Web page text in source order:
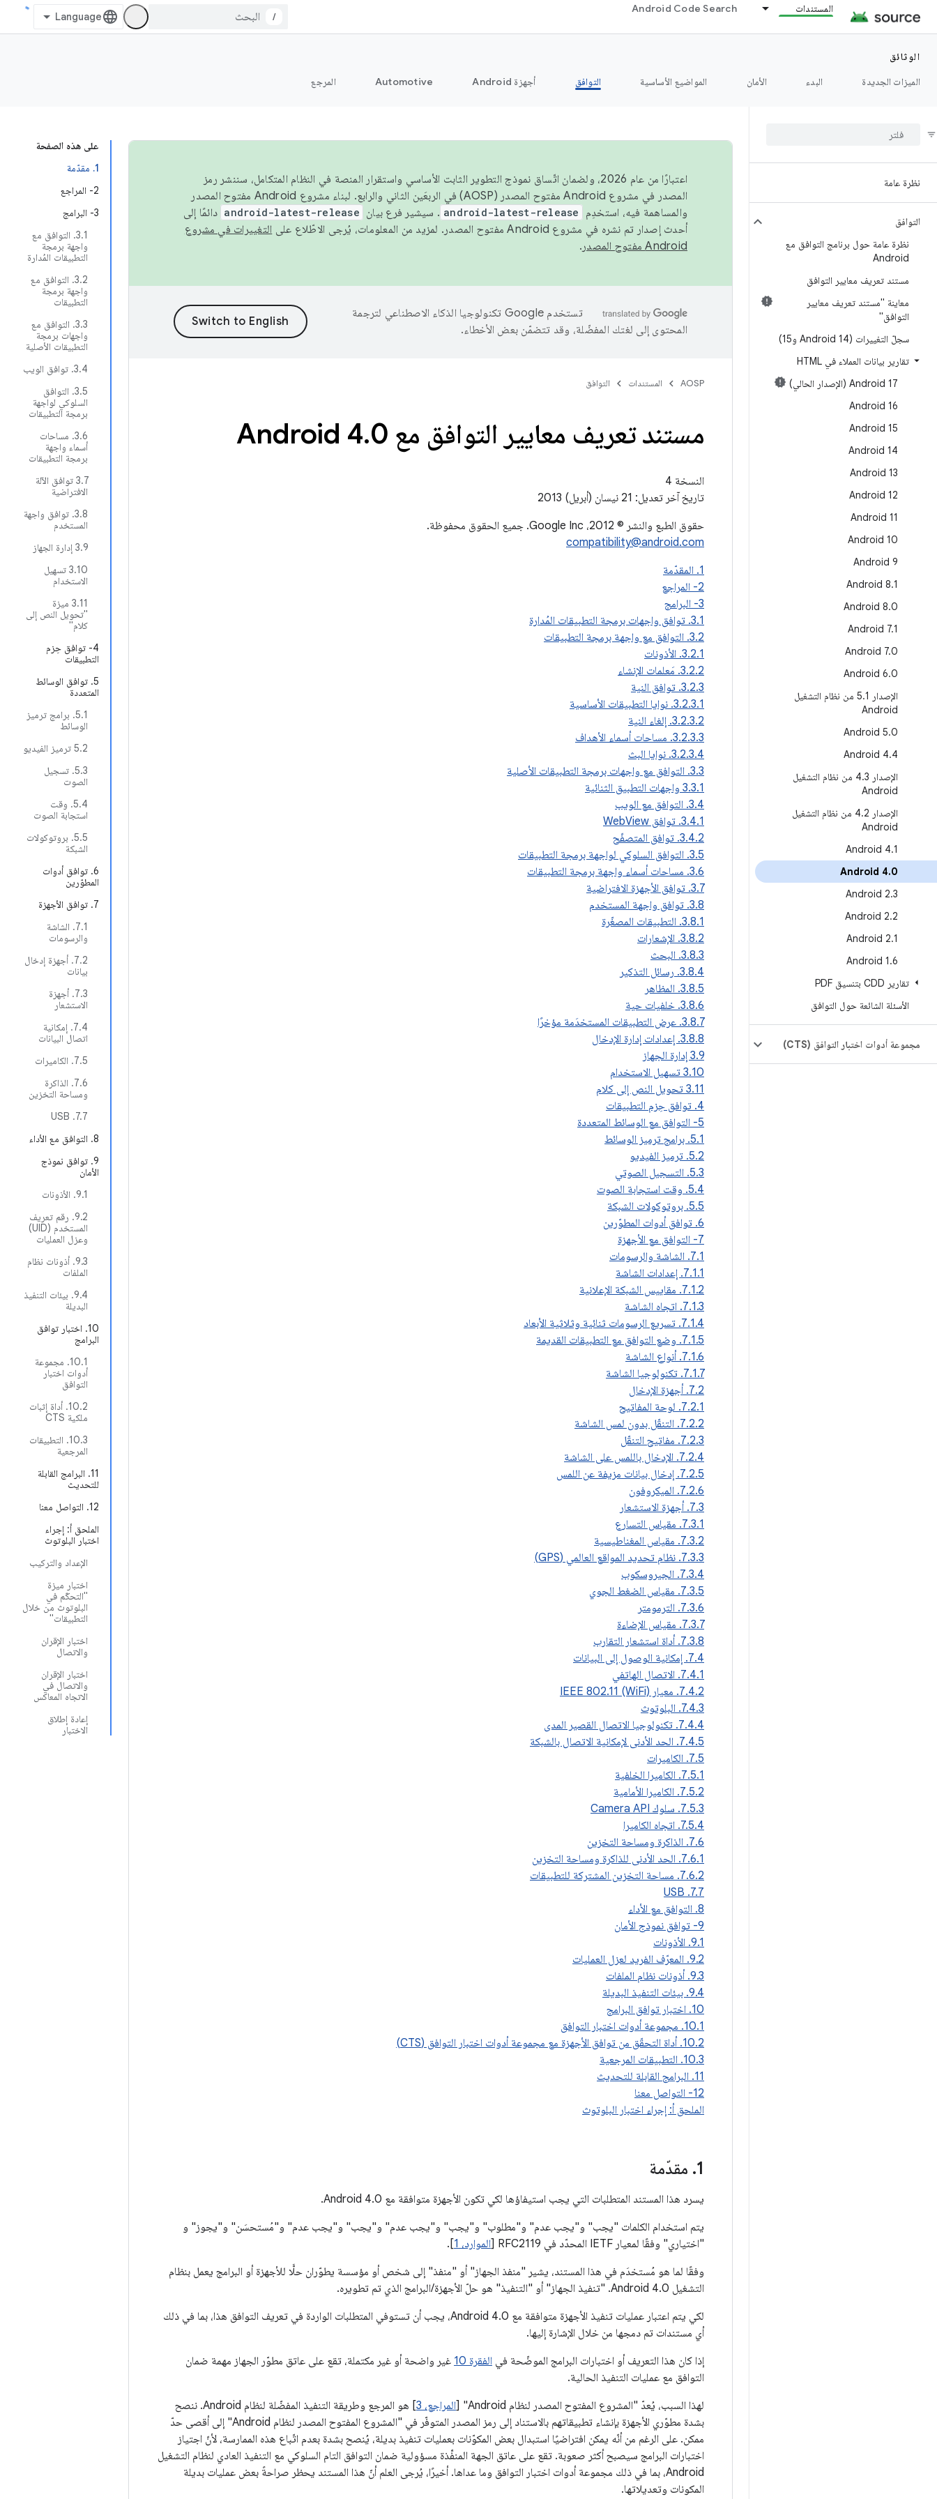
المستندات Android Code Search
/
الوثائق
الميزات الجديدة
البدء الأمان المواضيع الأساسية التوافق أجهزة Android Automotive المرجع
نظرة عامة
التوافق
نظرة عامة حول برنامج التوافق مع
Android
مستند تعريف معايير التوافق
معاينة "مستند تعريف معايير
التوافق"
سجلّ التغييرات (Android 14 و15)
تقارير بيانات العملاء في HTML
‫Android 17 (الإصدار الحالي)
Android 16
Android 15
Android 14
Android 13
Android 12
Android 11
Android 10
Android 9
Android 8.1
Android 8.0
Android 7.1
Android 7.0
Android 6.0
الإصدار 5
.
1 من نظام التشغيل
Android
Android 5.0
Android 4.4
الإصدار 4
.
3 من نظام التشغيل
Android
الإصدار 4
.
2 من نظام التشغيل
Android
Android 4.1
Android 4.0
Android 2.3
Android 2.2
Android 2.1
Android 1.6
تقارير CDD بتنسيق PDF
الأسئلة الشائعة حول التوافق
مجموعة أدوات اختبار التوافق (CTS)
على هذه الصفحة
‫1. مقدّمة
‫2- المراجع
3- البرامج
3.1. التوافق مع
واجهة برمجة
التطبيقات المُدارة
3.2. التوافق مع
واجهة برمجة
التطبيقات
3.3. التوافق مع
واجهات برمجة
التطبيقات الأصلية
3.4. توافق الويب
3.5. التوافق
السلوكي لواجهة
برمجة التطبيقات
3.6. مساحات
أسماء واجهة
برمجة التطبيقات
3.7 توافق الآلة
الافتراضية
3.8. توافق واجهة
المستخدم
3.9 إدارة الجهاز
3.10 تسهيل
الاستخدام
3.11 ميزة
"تحويل النص إلى
كلام"
‫4- توافق حِزم
التطبيقات
5. توافق الوسائط
المتعددة
5.1. برامج ترميز
الوسائط
5.2 ترميز الفيديو
5.3. تسجيل
الصوت
5.4. وقت
استجابة الصوت
5.5. بروتوكولات
الشبكة
6. توافق أدوات
المطوّرين
7. توافق الأجهزة
7.1. الشاشة
والرسومات
7.2. أجهزة إدخال
بيانات
7.3. أجهزة
الاستشعار
7.4. إمكانية
اتصال البيانات
7.5. الكاميرات
7.6. الذاكرة
ومساحة التخزين
7.7. USB
8. التوافق مع الأداء
9. توافق نموذج
الأمان
9.1. الأذونات
9.2. رقم تعريف
المستخدم (UID)
وعزل العمليات
9.3. أذونات نظام
الملفات
9.4. بيئات التنفيذ
البديلة
10. اختبار توافق
البرامج
10.1. مجموعة
أدوات اختبار
التوافق
10.2. أداة إثبات
ملكية CTS
10.3. التطبيقات
المرجعية
11. البرامج القابلة
للتحديث
12. التواصل معنا
الملحق أ: إجراء
اختبار البلوتوث
الإعداد والتركيب
اختبار ميزة
"التحكّم في
البلوتوث من خلال
التطبيقات"
اختبار الإقران
والاتصال
اختبار الإقران
والاتصال في
الاتجاه المعاكس
إعادة إطلاق
الاختبار
اعتبارًا من عام 2026، ولضمان اتّساق نموذج التطوير الثابت الأساسي واستقرار المنصة في النظام المتكامل، سننشر رمز
المصدر في مشروع Android مفتوح المصدر (AOSP) في الربعَين الثاني والرابع. لبناء مشروع Android مفتوح المصدر
والمساهمة فيه، استخدِم
android-latest-release . سيشير فرع بيان android-latest-release دائمًا إلى
أحدث إصدار تم نشره في مشروع Android مفتوح المصدر. لمزيد من المعلومات، يُرجى الاطّلاع على
التغييرات في مشروع
Android مفتوح المصدر
.
تستخدم Google تكنولوجيا الذكاء الاصطناعي لترجمة
المحتوى إلى لغتك المفضّلة، وقد تتضمّن بعض الأخطاء.
AOSP المستندات التوافق
مستند تعريف معايير التوافق مع Android 4 .0
النسخة 4
تاريخ آخر تعديل: 21 نيسان (أبريل) 2013
حقوق الطبع والنشر © 2012، Google Inc. جميع الحقوق محفوظة.
compatibility@android.com
1. المقدّمة
2- المراجع
3- البرامج
3.1. توافق واجهات برمجة التطبيقات المُدارة
3.2. التوافق مع واجهة برمجة التطبيقات
3.2.1. الأذونات
3.2.2. مَعلمات الإنشاء
3.2.3. توافق النية
3.2.3.1. نوايا التطبيقات الأساسية
3.2.3.2. إلغاء النية
3.2.3.3. مساحات أسماء الأهداف
3.2.3.4. نوايا البث
3.3. التوافق مع واجهات برمجة التطبيقات الأصلية
3.3.1 واجهات التطبيق الثنائية
3.4. التوافق مع الويب
3.4.1. توافق WebView
3.4.2. توافق المتصفّح
3.5. التوافق السلوكي لواجهة برمجة التطبيقات
3.6. مساحات أسماء واجهة برمجة التطبيقات
3.7. توافق الأجهزة الافتراضية
3.8. توافق واجهة المستخدم
3.8.1. التطبيقات المصغّرة
3.8.2. الإشعارات
3.8.3. البحث
3.8.4. رسائل التذكير
3.8.5. المظاهر
3.8.6. خلفيات حية
3.8.7. عرض التطبيقات المستخدَمة مؤخرًا
3.8.8. إعدادات إدارة الإدخال
3.9 إدارة الجهاز
3.10 تسهيل الاستخدام
3.11 تحويل النص إلى كلام
4. توافق حِزم التطبيقات
5- التوافق مع الوسائط المتعددة
5.1. برامج ترميز الوسائط
5.2. ترميز الفيديو
5.3. التسجيل الصوتي
5.4. وقت استجابة الصوت
5.5. بروتوكولات الشبكة
6. توافق أدوات المطوّرين
7- التوافق مع الأجهزة
7.1. الشاشة والرسومات
7.1.1. إعدادات الشاشة
7.1.2. مقاييس الشبكة الإعلانية
7.1.3. اتجاه الشاشة
7.1.4. تسريع الرسومات ثنائية وثلاثية الأبعاد
7.1.5. وضع التوافق مع التطبيقات القديمة
7.1.6. أنواع الشاشة
7.1.7. تكنولوجيا الشاشة
7.2. أجهزة الإدخال
7.2.1. لوحة المفاتيح
7.2.2. التنقّل بدون لمس الشاشة
7.2.3. مفاتيح التنقّل
7.2.4. الإدخال باللمس على الشاشة
7.2.5. إدخال بيانات مزيفة عن اللمس
7.2.6. الميكروفون
7.3. أجهزة الاستشعار
7.3.1. مقياس التسارع
7.3.2. مقياس المغناطيسية
7.3.3. نظام تحديد المواقع العالمي (GPS)
7.3.4. الجيروسكوب
7.3.5. مقياس الضغط الجوي
7.3.6. الترمومتر
7.3.7. مقياس الإضاءة
7.3.8. أداة استشعار التقارب
7.4. إمكانية الوصول إلى البيانات
7.4.1. الاتصال الهاتفي
7.4.2. معيار IEEE 802.11 (WiFi)
7.4.3. البلوتوث
7.4.4. تكنولوجيا الاتصال القصير المدى
7.4.5. الحد الأدنى لإمكانية الاتصال بالشبكة
7.5. الكاميرات
7.5.1. الكاميرا الخلفية
7.5.2. الكاميرا الأمامية
7.5.3. سلوك Camera API
7.5.4. اتجاه الكاميرا
7.6. الذاكرة ومساحة التخزين
7.6.1. الحد الأدنى للذاكرة ومساحة التخزين
7.6.2. مساحة التخزين المشتركة للتطبيقات
7.7. USB
‫8. التوافق مع الأداء
9- توافق نموذج الأمان
9.1. الأذونات
9.2. المعرّف الفريد لعزل العمليات
9.3. أذونات نظام الملفات
9.4. بيئات التنفيذ البديلة
‫10. اختبار توافق البرامج
10.1. مجموعة أدوات اختبار التوافق
10.2. أداة التحقّق من توافق الأجهزة مع مجموعة أدوات اختبار التوافق (CTS)
10.3. التطبيقات المرجعية
‫11. البرامج القابلة للتحديث
12- التواصل معنا
الملحق أ: إجراء اختبار البلوتوث
‫1
. مقدّمة
يسرد هذا المستند المتطلبات التي يجب استيفاؤها لكي تكون الأجهزة متوافقة مع Android 4.0.
يتم استخدام الكلمات "يجب" و"يجب عدم" و"مطلوب" و"يجب" و"يجب عدم" و"يجب" و"يجب عدم" و"مُستحسَن" و"يجوز" و
"اختياري" وفقًا لمعيار IETF المحدّد في RFC2119 [
الموارد، 1
].
وفقًا لما هو مُستخدَم في هذا المستند، يشير "منفذ الجهاز" أو "منفذ" إلى شخص أو مؤسسة يطوّران حلًّا للأجهزة أو البرامج يعمل بنظام
التشغيل Android 4.0. "تنفيذ الجهاز" أو "التنفيذ" هو حلّ الأجهزة/البرامج الذي تم تطويره.
لكي يتم اعتبار عمليات تنفيذ الأجهزة متوافقة مع Android 4.0، يجب أن تستوفي المتطلبات الواردة في تعريف التوافق هذا، بما في ذلك
أي مستندات تم دمجها من خلال الإشارة إليها.
إذا كان هذا التعريف أو اختبارات البرامج الموضّحة في الفقرة 10
غير واضحة أو غير مكتملة، تقع على عاتق مطوّر الجهاز مهمة ضمان
التوافق مع عمليات التنفيذ الحالية.
لهذا السبب، يُعدّ "المشروع المفتوح المصدر لنظام Android" [
المراجع، 3
] هو المرجع وطريقة التنفيذ المفضّلة لنظام Android. ننصح
بشدة مطوّري الأجهزة بإنشاء تطبيقاتهم بالاستناد إلى رمز المصدر المتوفّر في "المشروع المفتوح المصدر لنظام Android" إلى أقصى حدّ
ممكن. على الرغم من أنّه يمكن افتراضيًا استبدال بعض المكوّنات بعمليات تنفيذ بديلة، يُنصح بشدة بعدم اتّباع هذه الممارسة، لأنّ اجتياز
اختبارات البرامج سيصبح أكثر صعوبة. تقع على عاتق الجهة المنفِّذة مسؤولية ضمان التوافق التام السلوكي مع التنفيذ العادي لنظام التشغيل
Android، بما في ذلك مجموعة أدوات اختبار التوافق وما عداها. أخيرًا، يُرجى العلم أنّ هذا المستند يحظر صراحةً بعض عمليات بديلة
المكونات وتعديلاتها.